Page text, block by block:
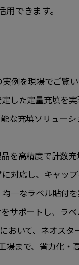
できます。
例を現場でご覧い
した定量充填を実
な充填ソリューシ
を高精度で計数充
対応し、キャッ
一なラベル貼付を
サポートし、ラベ
おいて、ネオ
まで、省力化